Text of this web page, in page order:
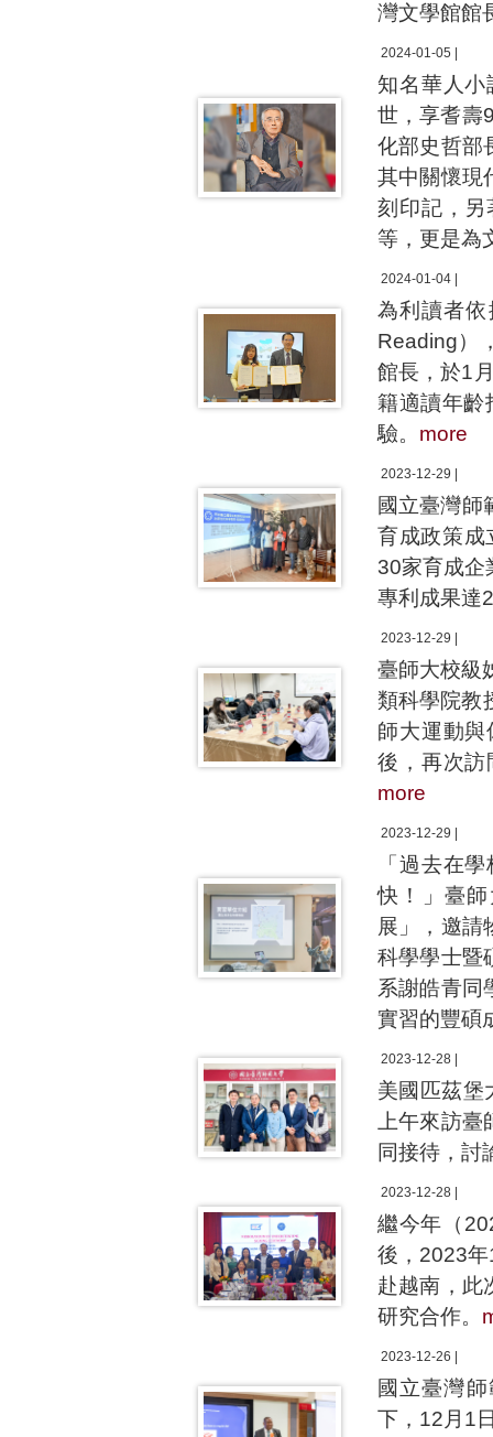
灣文學館館
2024-01-05 |
知名華人
世，享耆壽
化部史哲部
其中關懷現
刻印記，另
等，更是為
2024-01-04 |
為利讀者
Reading）
館長，於1
籍適讀年齡
驗。 more
2023-12-29 |
國立臺灣師
育成政策成
30家育成企
專利成果達
2023-12-29 |
臺師大校級
類科學院教
師大運動
後，再次訪
more
2023-12-29 |
「過去在
快！」臺
展」，邀請
科學學士暨
系謝皓青同
實習的豐碩
2023-12-28 |
美國匹茲堡
上午來訪
同接待，討
2023-12-28 |
繼今年（
後，2023
赴越南，此
研究合作。
2023-12-26 |
國立臺灣
下，12月1